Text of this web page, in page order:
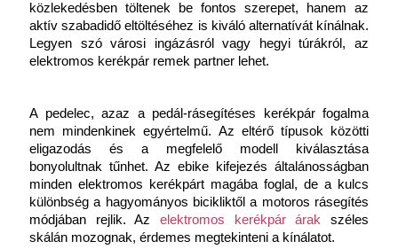
közlekedésben töltenek be fontos szerepet, hanem az
aktív szabadidő eltöltéséhez is kiváló alternatívát kínálnak.
Legyen szó városi ingázásról vagy hegyi túrákról, az
elektromos kerékpár remek partner lehet.
A pedelec, azaz a pedál-rásegítéses kerékpár fogalma
nem mindenkinek egyértelmű. Az eltérő típusok közötti
eligazodás és a megfelelő modell kiválasztása
bonyolultnak tűnhet. Az ebike kifejezés általánosságban
minden elektromos kerékpárt magába foglal, de a kulcs
különbség a hagyományos bicikliktől a motoros rásegítés
módjában rejlik. Az elektromos kerékpár árak
széles
skálán mozognak, érdemes megtekinteni a kínálatot.